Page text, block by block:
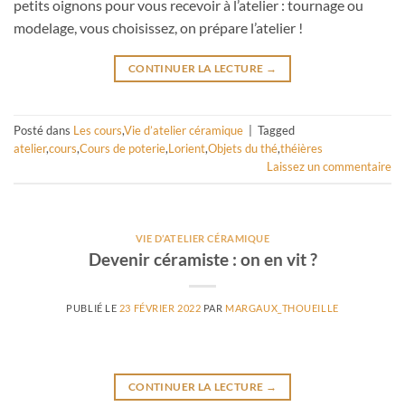
petits oignons pour vous recevoir à l’atelier : tournage ou
modelage, vous choisissez, on prépare l’atelier !
CONTINUER LA LECTURE →
Posté dans Les cours,Vie d’atelier céramique
Tagged
atelier,cours,Cours de poterie,Lorient,Objets du thé,théières
Laissez un commentaire
VIE D’ATELIER CÉRAMIQUE
Devenir céramiste : on en vit ?
PUBLIÉ LE 23 FÉVRIER 2022 PAR MARGAUX_THOUEILLE
CONTINUER LA LECTURE →